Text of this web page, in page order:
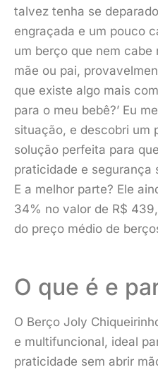
talvez tenha se
engraçada e um pouco
um berço que nem cabe
mãe ou pai,
que existe algo mais
para o meu bebê?’ Eu
situação, e descobri um
solução perfeita para
praticidade e segurança
E a melhor parte? Ele
34% no valor de R$
do preço médio de
O que é e
O Berço Joly
e multifuncional, ideal
praticidade sem abrir